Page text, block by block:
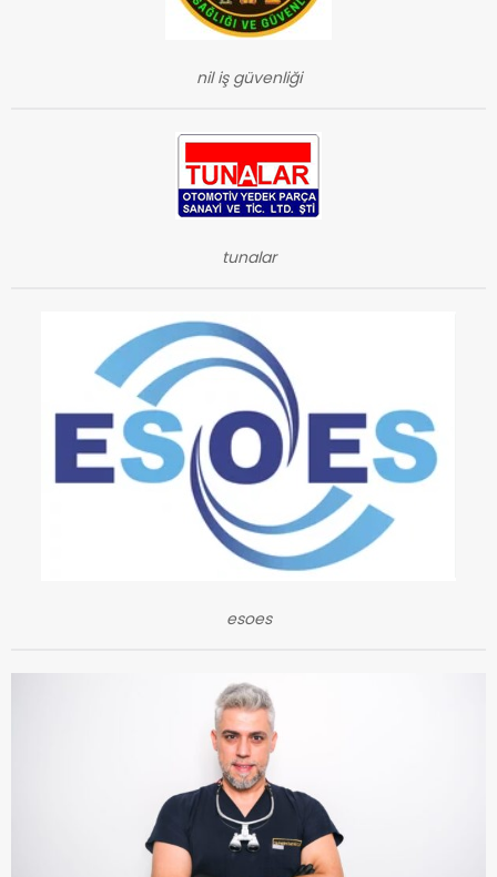
nil iş güvenliği
tunalar
esoes